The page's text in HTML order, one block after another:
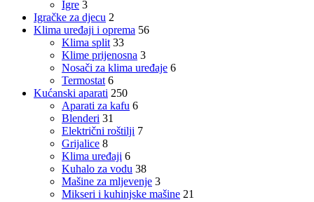
Igre 3
Igračke za djecu 2
Klima uređaji i oprema 56
Klima split 33
Klime prijenosna 3
Nosači za klima uređaje 6
Termostat 6
Kućanski aparati 250
Aparati za kafu 6
Blenderi 31
Električni roštilji 7
Grijalice 8
Klima uređaji 6
Kuhalo za vodu 38
Mašine za mljevenje 3
Mikseri i kuhinjske mašine 21